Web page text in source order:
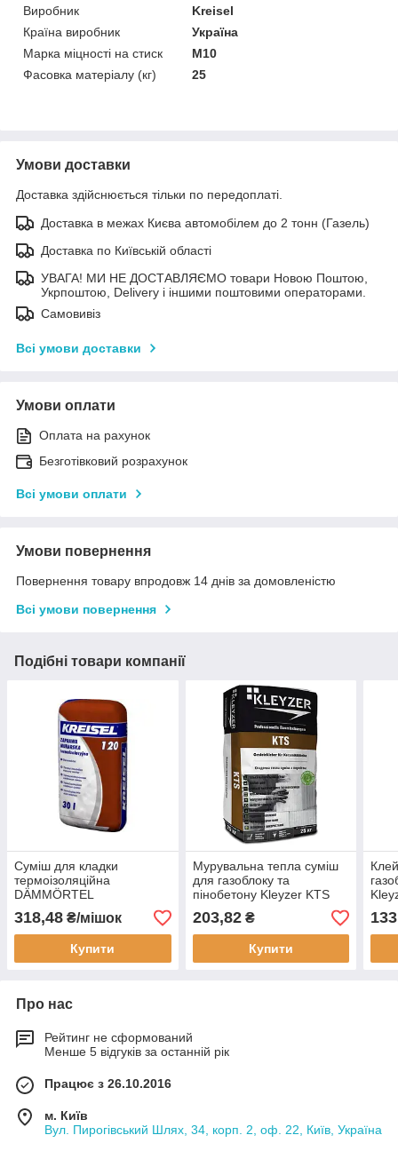
Виробник
Kreisel
Країна виробник
Україна
Марка міцності на стиск
М10
Фасовка матеріалу (кг)
25
Умови доставки
Доставка здійснюється тільки по передоплаті.
Доставка в межах Києва автомобілем до 2 тонн (Газель)
Доставка по Київській області
УВАГА! МИ НЕ ДОСТАВЛЯЄМО товари Новою Поштою,
Укрпоштою, Delivery і іншими поштовими операторами.
Самовивіз
Всі умови доставки
Умови оплати
Оплата на рахунок
Безготівковий розрахунок
Всі умови оплати
Умови повернення
Повернення товару впродовж 14 днів за домовленістю
Всі умови повернення
Подібні товари компанії
Суміш для кладки
термоізоляційна
DÄMMÖRTEL
318,48 ₴/мішок
Купити
Мурувальна тепла суміш
для газоблоку та
пінобетону Kleyzer KTS
мішок 25 кг
203,82₴
Купити
Про нас
Рейтинг не сформований
Менше 5 відгуків за останній рік
Працює з 26.10.2016
м. Київ
Вул. Пирогівський Шлях, 34, корп. 2, оф. 22, Київ, Україна